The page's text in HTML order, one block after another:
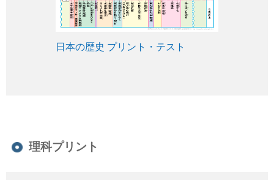
日本の歴史 プリント・テスト
理科プリント